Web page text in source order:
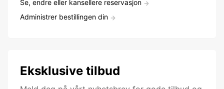
Se, endre eller kansellere reservasjon
Administrer bestillingen din
Eksklusive tilbud